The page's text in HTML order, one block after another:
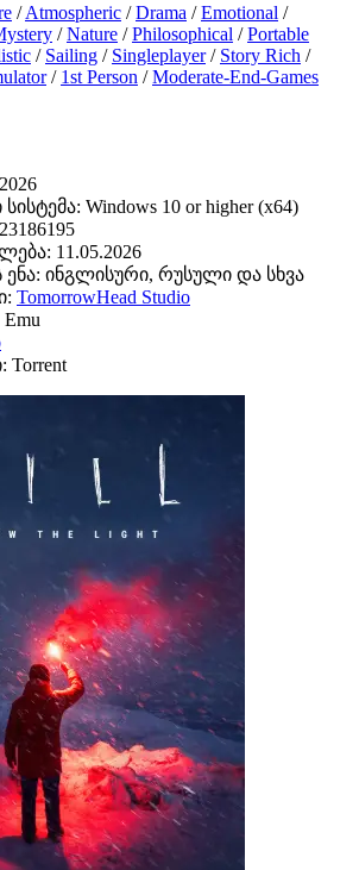
/Atmospheric /Drama /Emotional /
/Nature /Philosophical /Portable
/ Sailing / Singleplayer/ Story Rich /
/ 1st Person /Moderate-End-Games
Windows 10 or higher (x64)
11.05.2026
ინგლისური, რუსული და სხვა
TomorrowHead Studio
Torrent